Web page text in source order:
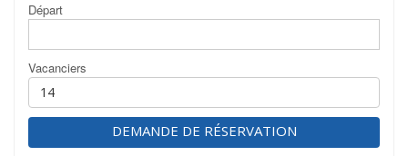
Départ
Vacanciers
DEMANDE DE RÉSERVATION